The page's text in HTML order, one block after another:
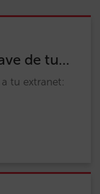
de tu...
tu extranet: